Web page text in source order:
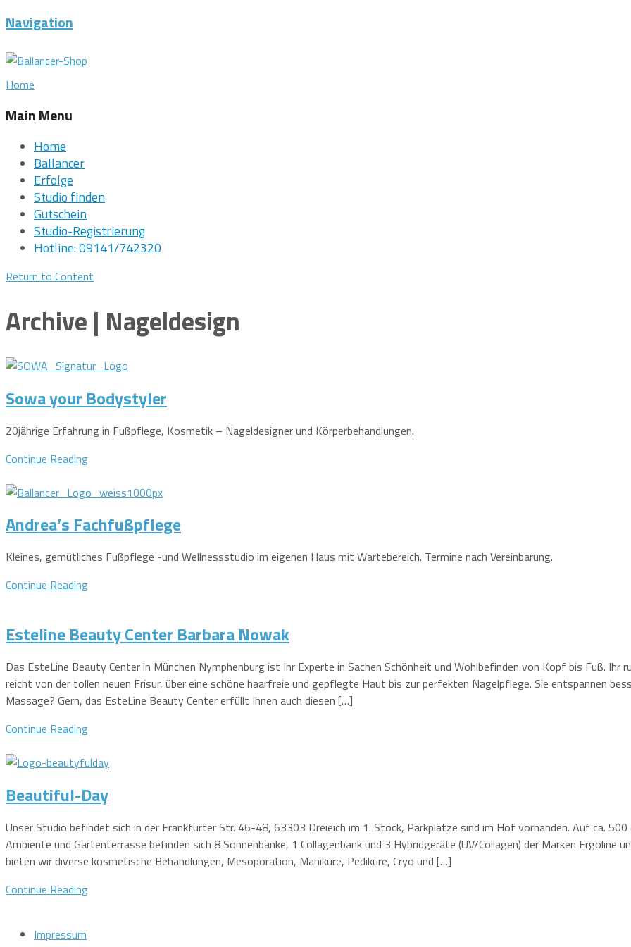
Navigation
Home
Main Menu
Home
Ballancer
Erfolge
Studio finden
Gutschein
Studio-Registrierung
Hotline: 09141/742320
Return to Content
Archive | Nageldesign
Sowa your Bodystyler
20jährige Erfahrung in Fußpflege, Kosmetik – Nageldesigner und Körperbehandlungen.
Continue Reading
Andrea’s Fachfußpflege
Kleines, gemütliches Fußpflege -und Wellnessstudio im eigenen Haus mit Wartebereich. Termine nach Vereinbarung.
Continue Reading
Esteline Beauty Center Barbara Nowak
Das EsteLine Beauty Center in München Nymphenburg ist Ihr Experte in Sachen Schönheit und Wohlbefinden von Kopf bis Fuß. Ihr
reicht von der tollen neuen Frisur, über eine schöne haarfreie und gepflegte Haut bis zur perfekten Nagelpflege. Sie entspannen
Massage? Gern, das EsteLine Beauty Center erfüllt Ihnen auch diesen […]
Continue Reading
Beautiful-Day
Unser Studio befindet sich in der Frankfurter Str. 46-48, 63303 Dreieich im 1. Stock, Parkplätze sind im Hof vorhanden. Auf ca.
Ambiente und Gartenterrasse befinden sich 8 Sonnenbänke, 1 Collagenbank und 3 Hybridgeräte (UV/Collagen) der Marken Ergoline
bieten wir diverse kosmetische Behandlungen, Mesoporation, Maniküre, Pediküre, Cryo und […]
Continue Reading
Impressum